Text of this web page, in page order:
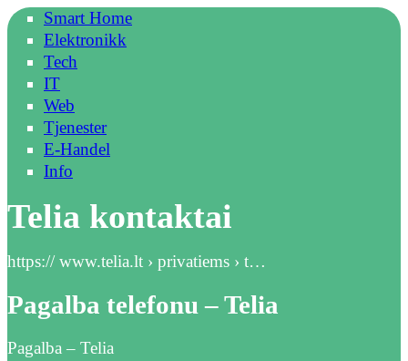
Smart Home
Elektronikk
Tech
IT
Web
Tjenester
E-Handel
Info
Telia kontaktai
https:// www.telia.lt › privatiems › t…
Pagalba telefonu – Telia
Pagalba – Telia